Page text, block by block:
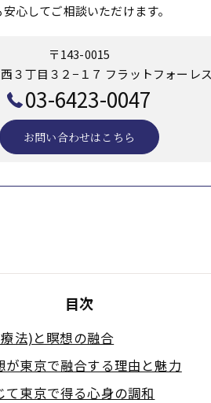
心してご相談いただけます。
〒143-0015
３丁目３２−１７ フラットフォーレ
03-6423-0047
お問い合わせはこちら
目次
法)と瞑想の融合
東京で融合する理由と魅力
東京で得る心身の調和